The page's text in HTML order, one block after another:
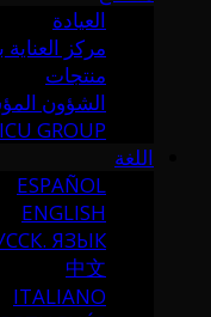
العيادة
مركز العناية
منتجات
الشؤون
GROUP
اللغة
ESPAÑOL
ENGLISH
ЯЗЫК
中文
ITALIANO